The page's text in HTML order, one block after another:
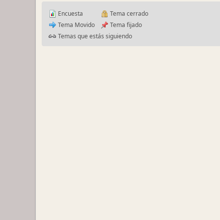
Encuesta
Tema Movido
Tema cerrado
Tema fijado
Temas que estás siguiendo